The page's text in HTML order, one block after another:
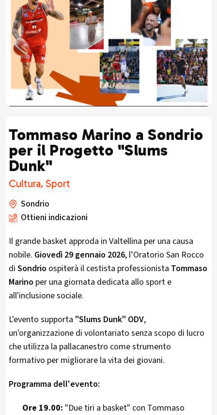
Tommaso Marino a Sondrio
per il Progetto "Slums
Dunk"
Cultura, Sport
Sondrio
Ottieni indicazioni
Il grande basket approda in Valtellina per una causa
nobile. Giovedì 29 gennaio 2026, l’Oratorio San Rocco
di Sondrio ospiterà il cestista professionista Tommaso
Marino per una giornata dedicata allo sport e
all'inclusione sociale.
L'evento supporta "Slums Dunk" ODV,
un'organizzazione di volontariato senza scopo di lucro
che utilizza la pallacanestro come strumento
formativo per migliorare la vita dei giovani.
Programma dell'evento:
Ore 19.00: "Due tiri a basket" con Tommaso